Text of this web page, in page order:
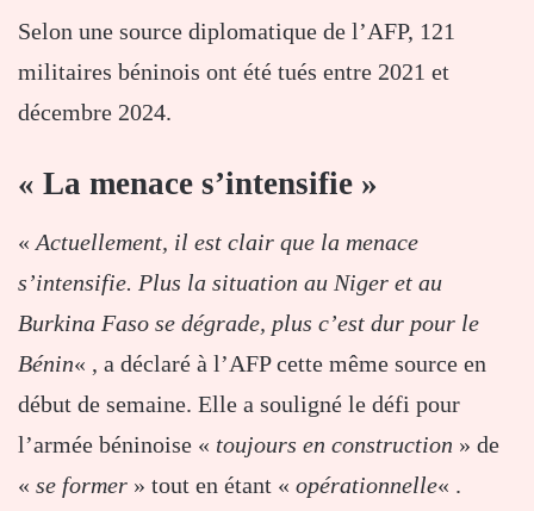
Selon une source diplomatique de l’AFP, 121
militaires béninois ont été tués entre 2021 et
décembre 2024.
« La menace s’intensifie »
« Actuellement, il est clair que la menace
s’intensifie. Plus la situation au Niger et au
Burkina Faso se dégrade, plus c’est dur pour le
Bénin« , a déclaré à l’AFP cette même source en
début de semaine. Elle a souligné le défi pour
l’armée béninoise « toujours en construction » de
« se former » tout en étant « opérationnelle« .